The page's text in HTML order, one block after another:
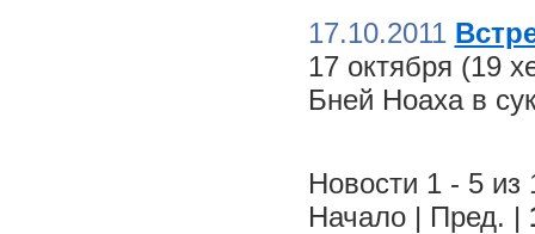
17.10.2011
17 октября (19
Бней Ноаха в
Новости 1 - 5 из
Начало | Пред. |